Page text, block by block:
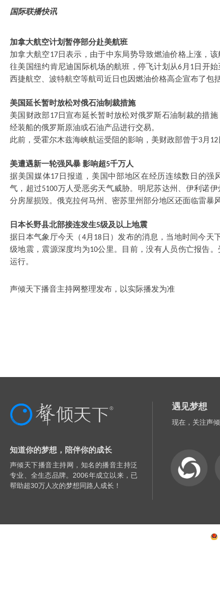
国际联播快讯
加拿大航空计划暂停部分赴美航班
加拿大航空17日表示，由于中东局势导致燃油价格上涨，
往美国纽约肯尼迪国际机场的航班，停飞计划从6 月 1日开始
西捷航空、波特航空等航司近日也因燃油价格高企宣布了包
美国延长暂时放松对俄石油制裁措施
美国财政部17日宣布延长暂时放松对俄罗斯石油制裁的措
经装船的俄罗斯原油或石油产品进行交易。
此前，受霍尔木兹海峡航运受阻的影响，美财政部曾于3月 12
美遭遇新一轮强风暴 影响超5千万人
据美国媒体17 日报道，美国中部地区在经历连续数日的
气，超过5100万人受恶劣天气威胁。明尼苏达州、伊利诺伊
分房屋损毁。俄克拉何马州、密苏里州部分地区还面临雷暴
日本长野县北部接连发生5级及以上地震
据日本气象厅今天（4月 18 日）发布的消息，当地时间今天
级地震，震源深度均为10公里。目前，没有人员伤亡报告
运行。
声倾天下播音主持网整理发布，以实际播发为准
知道你的梦想，陪伴你的成长
声倾天下播音主持网，知名的播音主持泛
专业、全生态品牌。2006年成立以来，已
帮助超30万人次的梦想同路人成长！
遇见梦想
现在，关注声